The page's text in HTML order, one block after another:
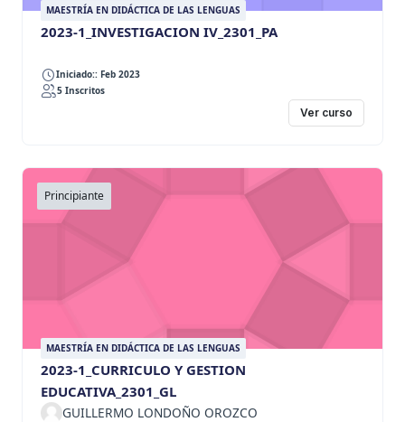
MAESTRÍA EN DIDÁCTICA DE LAS LENGUAS
2023-1_INVESTIGACION IV_2301_PA
Iniciado:: Feb 2023
5 Inscritos
Ver curso
Principiante
MAESTRÍA EN DIDÁCTICA DE LAS LENGUAS
2023-1_CURRICULO Y GESTION
EDUCATIVA_2301_GL
GUILLERMO LONDOÑO OROZCO